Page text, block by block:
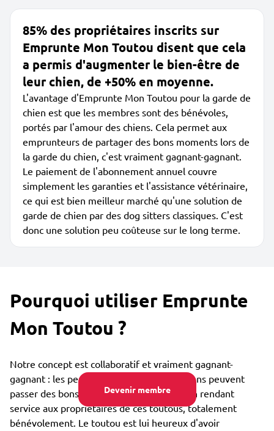
Devenir membre
85% des propriétaires inscrits sur
Emprunte Mon Toutou disent que cela
a permis d'augmenter le bien-être de
leur chien, de +50% en moyenne.
L'avantage d'Emprunte Mon Toutou pour la garde de
chien est que les membres sont des bénévoles,
portés par l'amour des chiens. Cela permet aux
emprunteurs de partager des bons moments lors de
la garde du chien, c'est vraiment gagnant-gagnant.
Le paiement de l'abonnement annuel couvre
simplement les garanties et l'assistance vétérinaire,
ce qui est bien meilleur marché qu'une solution de
garde de chien par des dog sitters classiques. C'est
donc une solution peu coûteuse sur le long terme.
Pourquoi utiliser Emprunte
Mon Toutou ?
Notre concept est collaboratif et vraiment gagnant-
gagnant : les personnes qui aiment les chiens peuvent
passer des bons moments avec eux tout en rendant
service aux propriétaires de ces toutous, totalement
bénévolement. Le toutou est lui heureux d'avoir